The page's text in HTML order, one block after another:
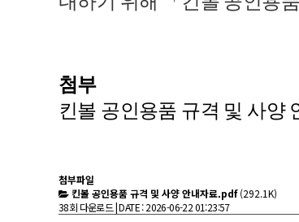
첨부
킨볼 공인용품 규격 및 사양
첨부파일
킨볼 공인용품 규격 및 사양 안내자료.pdf(292.1K)
38회 다운로드 | DATE : 2026-06-22 01:23:57